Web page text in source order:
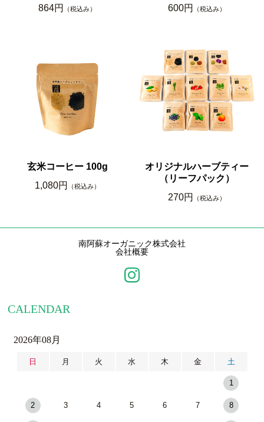
864円
（税込み）
600円
（税込み）
玄米コーヒー 100g
1,080円
（税込み）
オリジナルハーブティー
（リーフパック）
270円
（税込み）
南阿蘇オーガニック株式会社
会社概要
CALENDAR
2026年08月
日 月 火 水 木 金 土
1
2 3 4 5 6 7 8